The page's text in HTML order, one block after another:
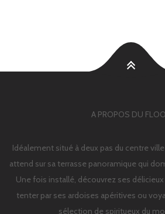
A PROPOS DU
Idéalement situé à deux pas du centre
attend sur sa terrasse panoramique qui
Une fois installé, découvrez ses
tenter par ses ardoises apéritives ou
sélection de spiritueux du